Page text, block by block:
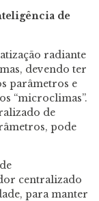
de
radiante
devendo ter
parâmetros e
“microclimas”.
de
pode
centralizado
para manter